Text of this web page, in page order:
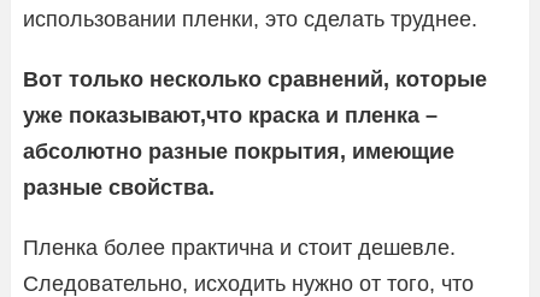
использовании пленки, это сделать труднее.
Вот только несколько сравнений, которые
уже показывают,что краска и пленка –
абсолютно разные покрытия, имеющие
разные свойства.
Пленка более практична и стоит дешевле.
Следовательно, исходить нужно от того, что